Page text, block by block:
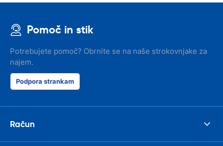
Pomoč in stik
Potrebujete pomoč? Obrnite se na naše strokovnjake za
najem.
Podpora strankam
Račun